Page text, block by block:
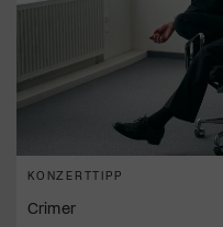
KONZERTTIPP
Crimer